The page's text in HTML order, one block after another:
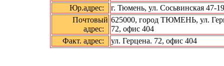
Юр.адрес:
г. Тюмень, ул. Сосьвинская 47-
Почтовый
адрес:
625000, город ТЮМЕНЬ, ул.
72, офис 404
Факт. адрес:
ул. Герцена. 72, офис 404